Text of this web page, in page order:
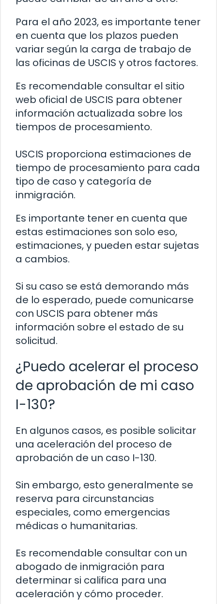
Para el año 2023, es importante tener
en cuenta que los plazos pueden
variar según la carga de trabajo de
las oficinas de USCIS y otros factores.
Es recomendable consultar el sitio
web oficial de USCIS para obtener
información actualizada sobre los
tiempos de procesamiento.
USCIS proporciona estimaciones de
tiempo de procesamiento para cada
tipo de caso y categoría de
inmigración.
Es importante tener en cuenta que
estas estimaciones son solo eso,
estimaciones, y pueden estar sujetas
a cambios.
Si su caso se está demorando más
de lo esperado, puede comunicarse
con USCIS para obtener más
información sobre el estado de su
solicitud.
¿Puedo acelerar el proceso
de aprobación de mi caso
I-130?
En algunos casos, es posible solicitar
una aceleración del proceso de
aprobación de un caso I-130.
Sin embargo, esto generalmente se
reserva para circunstancias
especiales, como emergencias
médicas o humanitarias.
Es recomendable consultar con un
abogado de inmigración para
determinar si califica para una
aceleración y cómo proceder.